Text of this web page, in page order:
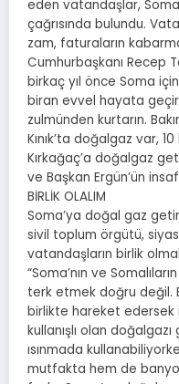
eden vatandaşlar,
çağrısında bulundu.
zam, faturaların
Cumhurbaşkanı Recep
birkaç yıl önce Soma
biran evvel hayata
zulmünden kurtarın.
Kınık’ta doğalgaz var,
Kırkağaç’a doğalgaz
ve Başkan Ergün’ün
BİRLİK OLALIM
Soma’ya doğal gaz
sivil toplum örgütü,
vatandaşların birlik
“Soma’nın ve
terk etmek doğru değil.
birlikte hareket edersek
kullanışlı olan
ısınmada
mutfakta hem de